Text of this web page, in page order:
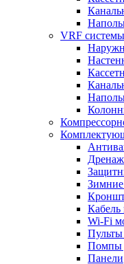
VRF системы
Кабель
Wi-Fi
Пульты
Помпы
Панели